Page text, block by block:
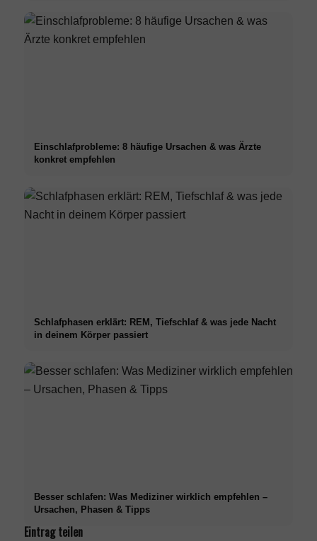
Einschlafprobleme: 8 häufige Ursachen & was Ärzte
konkret empfehlen
Schlafphasen erklärt: REM, Tiefschlaf & was jede Nacht
in deinem Körper passiert
Besser schlafen: Was Mediziner wirklich empfehlen –
Ursachen, Phasen & Tipps
Eintrag teilen